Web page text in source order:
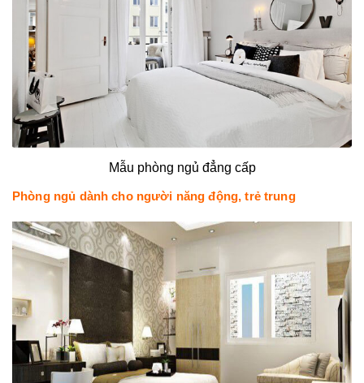
Mẫu phòng ngủ đẳng cấp
Phòng ngủ dành cho người năng động, trẻ trung